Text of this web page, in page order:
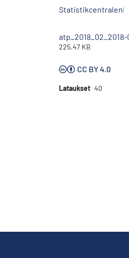
Statistikcentralen
225.47 KB
CC BY 4.0
Lataukset 40